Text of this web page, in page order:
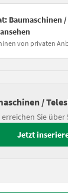
Baumaschinen
von privaten
/
Sie über
Jetzt